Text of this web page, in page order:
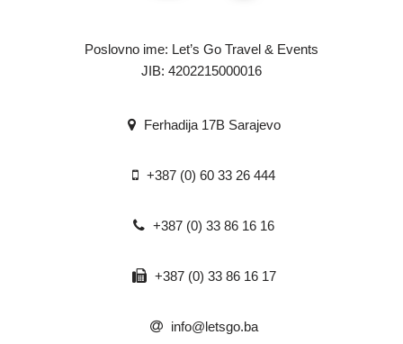
Poslovno ime: Let’s Go Travel & Events
JIB: 4202215000016
Ferhadija 17B Sarajevo
+387 (0) 60 33 26 444
+387 (0) 33 86 16 16
+387 (0) 33 86 16 17
info@letsgo.ba